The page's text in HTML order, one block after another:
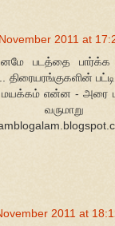
2011 at
படத்தை
திரையரங்குகளின்
மயக்கம் என்ன - அரை
வருமாறு
2011 at